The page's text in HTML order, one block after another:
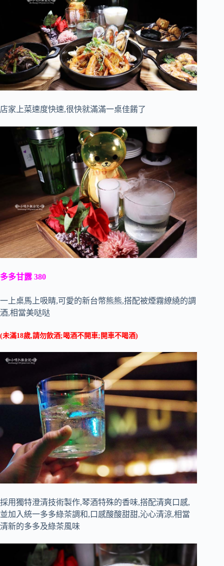
店家上菜速度快速,很快就滿滿一桌佳餚了
多多甘露 380
一上桌馬上吸睛,可愛的新台幣熊熊,搭配被煙霧繚繞的調
酒,相當美哒哒
(未滿18歲,請勿飲酒;喝酒不開車;開車不喝酒)
採用獨特澄清技術製作,琴酒特殊的香味,搭配清爽口感,
並加入統一多多綠茶調和,口感酸酸甜甜,沁心清涼,相當
清新的多多及綠茶風味